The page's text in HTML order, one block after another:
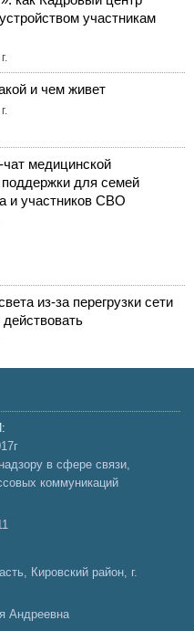
участникам
и чем живет
медицинской
поддержки для семей
и участников СВО
из-за перегрузки сети
в сфере связи,
коммуникаций
Кировский район, г.
Андреевна